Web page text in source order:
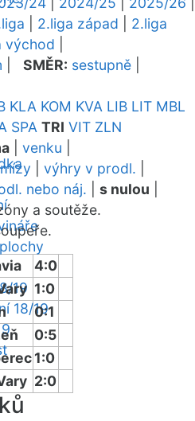
19
18/19
2.liga západ
2.liga
východ
SMĚR: sestupně
KLA KOM KVA LIB LIT MBL
SPA TRI VIT ZLN
venku
výhry v prodl.
nebo náj. s nulou
a soutěže.
4:0
1:0
0:1
0:5
1:0
2:0